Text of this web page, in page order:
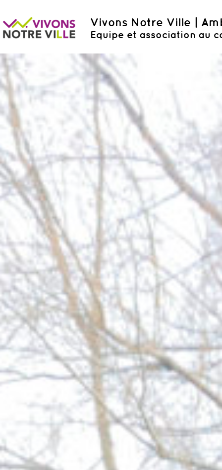
Vivons Notre Ville |
Equipe et association au